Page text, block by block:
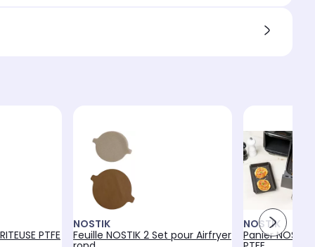
PTFE
NOSTIK
Feuille NOSTIK 2 Set pour Airfryer
NOSTIK
Panier NOSTIK